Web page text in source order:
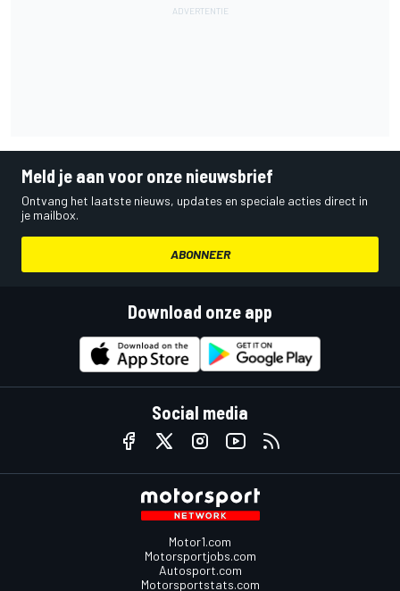
Meld je aan voor onze nieuwsbrief
Ontvang het laatste nieuws, updates en speciale acties direct in
je mailbox.
ABONNEER
Download onze app
Social media
Motor1.com
Motorsportjobs.com
Autosport.com
Motorsportstats.com